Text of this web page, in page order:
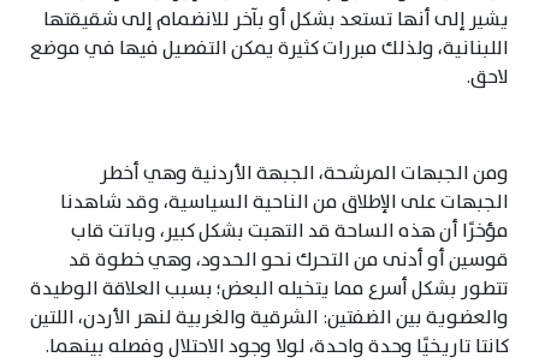
يشير إلى أنها تستعد بشكل أو بآخر للانضمام إلى شقيقتها
اللبنانية، ولذلك مبررات كثيرة يمكن التفصيل فيها في موضع
لاحق.
ومن الجبهات المرشحة، الجبهة الأردنية وهي أخطر
الجبهات على الإطلاق من الناحية السياسية، وقد شاهدنا
مؤخرًا أن هذه الساحة قد التهبت بشكل كبير، وباتت قاب
قوسين أو أدنى من التحرك نحو الحدود، وهي خطوة قد
تتطور بشكل أسرع مما يتخيله البعض؛ بسبب العلاقة الوطيدة
والعضوية بين الضفتين: الشرقية والغربية لنهر الأردن، اللتين
كانتا تاريخيًا وحدة واحدة، لولا وجود الاحتلال وفصله بينهما.